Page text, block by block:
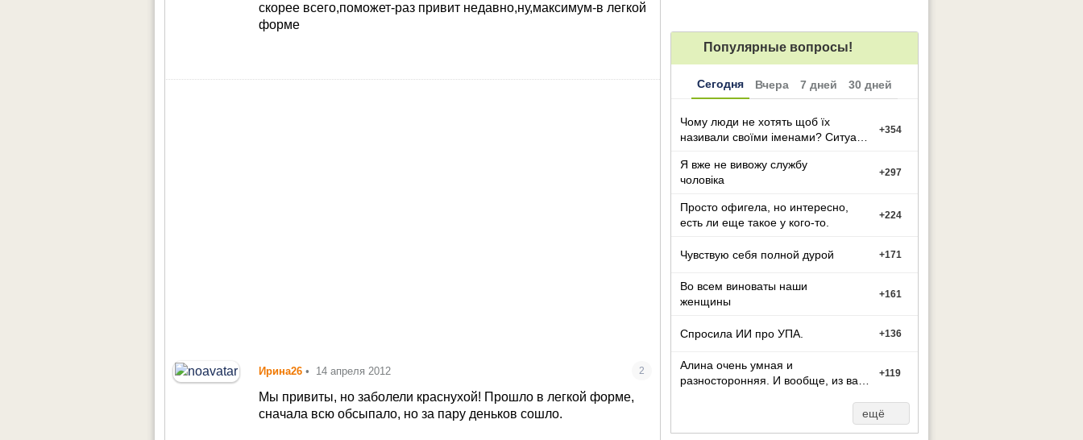
скорее всего,поможет-раз привит недавно,ну,максимум-в легкой
форме
Ирина26 • 14 апреля 2012 2
Мы привиты, но заболели краснухой! Прошло в легкой форме,
сначала всю обсыпало, но за пару деньков сошло.
Популярные вопросы!
Сегодня Вчера 7 дней 30 дней
Чому люди не хотять щоб їх
називали своїми іменами? Ситуація
+354
Я вже не вивожу службу
чоловіка
+297
Просто офигела, но интересно,
есть ли еще такое у кого-то.
+224
Чувствую себя полной дурой +171
Во всем виноваты наши
женщины
+161
Спросила ИИ про УПА. +136
Алина очень умная и
разносторонняя. И вообще, из вас
+119
ещё